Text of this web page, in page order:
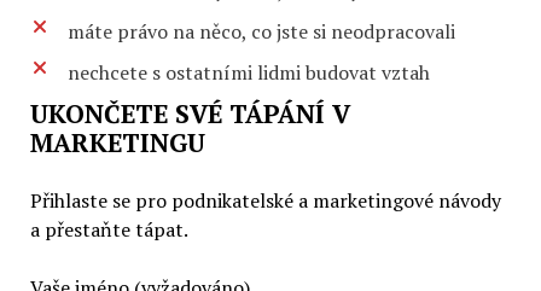
máte právo na něco, co jste si neodpracovali
nechcete s ostatními lidmi budovat vztah
UKONČETE SVÉ TÁPÁNÍ V
MARKETINGU
Přihlaste se pro podnikatelské a marketingové návody
a přestaňte tápat.